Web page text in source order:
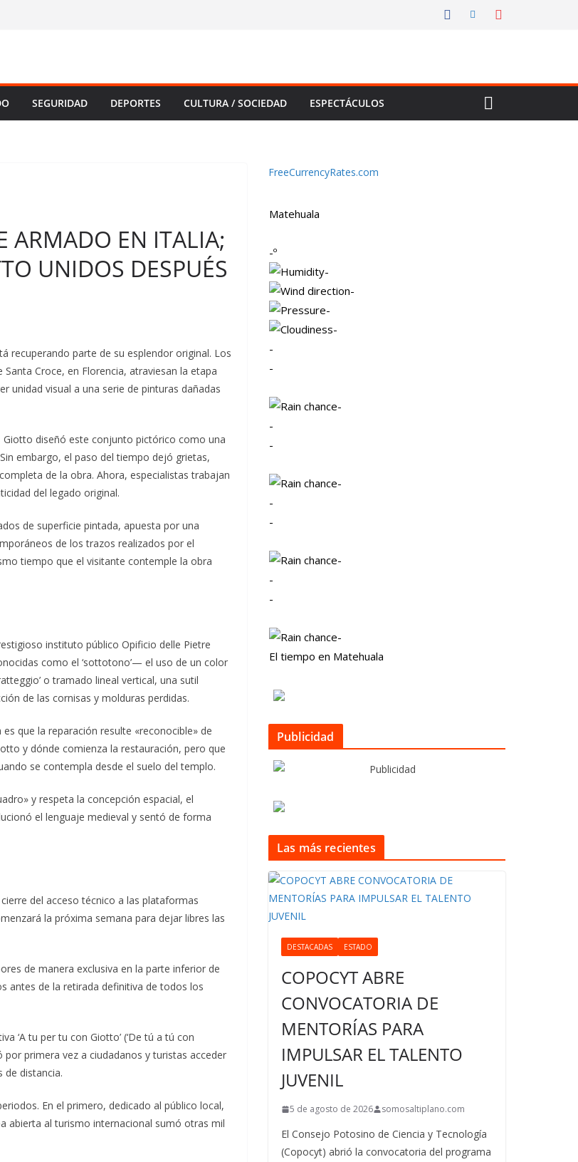
SEGURIDAD DEPORTES CULTURA / SOCIEDAD ESPECTÁCULOS
ARMADO EN ITALIA;
UNIDOS DESPUÉS
recuperando parte de su esplendor original. Los
Croce, en Florencia, atraviesan la etapa
unidad visual a una serie de pinturas dañadas
diseñó este conjunto pictórico como una
embargo, el paso del tiempo dejó grietas,
de la obra. Ahora, especialistas trabajan
del legado original.
de superficie pintada, apuesta por una
de los trazos realizados por el
tiempo que el visitante contemple la obra
instituto público Opificio delle Pietre
como el ‘sottotono’— el uso de un color
o tramado lineal vertical, una sutil
de las cornisas y molduras perdidas.
que la reparación resulte «reconocible» de
y dónde comienza la restauración, pero que
se contempla desde el suelo del templo.
y respeta la concepción espacial, el
el lenguaje medieval y sentó de forma
del acceso técnico a las plataformas
la próxima semana para dejar libres las
de manera exclusiva en la parte inferior de
antes de la retirada definitiva de todos los
‘A tu per tu con Giotto’ (‘De tú a tú con
primera vez a ciudadanos y turistas acceder
distancia.
En el primero, dedicado al público local,
abierta al turismo internacional sumó otras mil
FreeCurrencyRates.com
Matehuala
-º
-
-
-
-
-
-
-
-
-
-
-
-
-
-
-
-
El tiempo en Matehuala
Publicidad
Las más recientes
DESTACADAS ESTADO
COPOCYT ABRE
CONVOCATORIA DE
MENTORÍAS PARA
IMPULSAR EL TALENTO
JUVENIL
5 de agosto de 2026 somosaltiplano.com
El Consejo Potosino de Ciencia y Tecnología
(Copocyt) abrió la convocatoria del programa